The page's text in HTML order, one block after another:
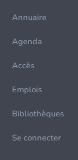
Annuaire
Agenda
Accès
Emplois
Bibliothèques
Se connecter